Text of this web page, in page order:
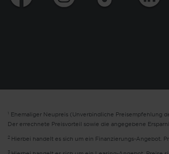
1 Ehemaliger Neupreis (Unverbindliche Preisempfehlung
Der errechnete Preisvorteil sowie die angegebene
2 Hierbei handelt es sich um ein Finanzierungs-Angebot.
3